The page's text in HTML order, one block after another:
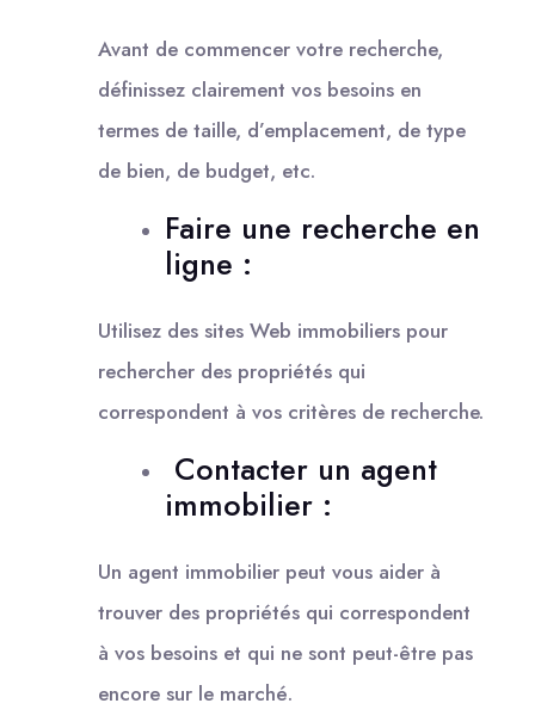
Avant de commencer votre recherche,
définissez clairement vos besoins en
termes de taille, d’emplacement, de type
de bien, de budget, etc.
Faire une recherche en
ligne :
Utilisez des sites Web immobiliers pour
rechercher des propriétés qui
correspondent à vos critères de recherche.
Contacter un agent
immobilier :
Un agent immobilier peut vous aider à
trouver des propriétés qui correspondent
à vos besoins et qui ne sont peut-être pas
encore sur le marché.